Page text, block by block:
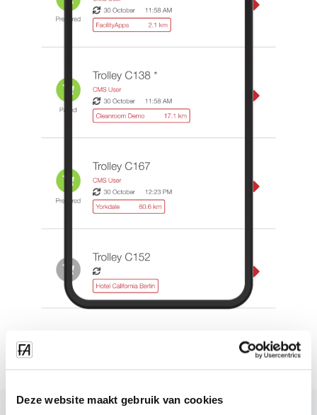
Deze website maakt gebruik van cookies